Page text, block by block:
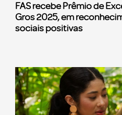
FAS recebe Prêmio de
Gros 2025, em
sociais positivas